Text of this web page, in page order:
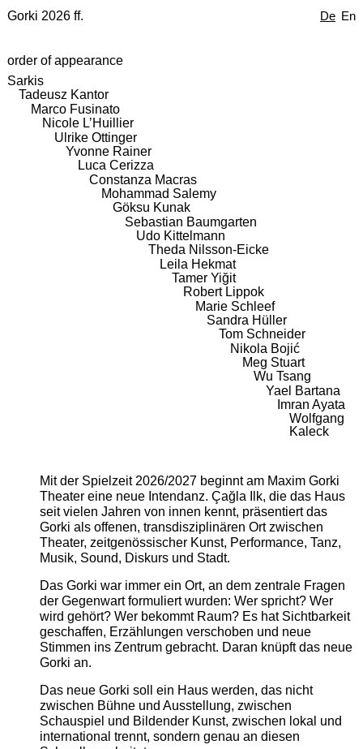
De En
Gorki 2026 ff.
order of appearance
Sarkis
Tadeusz Kantor
Marco Fusinato
Nicole L’Huillier
Ulrike Ottinger
Yvonne Rainer
Luca Cerizza
Constanza Macras
Mohammad Salemy
Göksu Kunak
Sebastian Baumgarten
Udo Kittelmann
Theda Nilsson-Eicke
Leila Hekmat
Tamer Yiğit
Robert Lippok
Marie Schleef
Sandra Hüller
Tom Schneider
Nikola Bojić
Meg Stuart
Wu Tsang
Yael Bartana
Imran Ayata
Wolfgang
Kaleck
Mit der Spielzeit 2026/2027 beginnt am Maxim Gorki
Theater eine neue Intendanz. Çağla Ilk, die das Haus
seit vielen Jahren von innen kennt, präsentiert das
Gorki als offenen, transdisziplinären Ort zwischen
Theater, zeitgenössischer Kunst, Performance, Tanz,
Musik, Sound, Diskurs und Stadt.
Das Gorki war immer ein Ort, an dem zentrale Fragen
der Gegenwart formuliert wurden: Wer spricht? Wer
wird gehört? Wer bekommt Raum? Es hat Sichtbarkeit
geschaffen, Erzählungen verschoben und neue
Stimmen ins Zentrum gebracht. Daran knüpft das neue
Gorki an.
Das neue Gorki soll ein Haus werden, das nicht
zwischen Bühne und Ausstellung, zwischen
Schauspiel und Bildender Kunst, zwischen lokal und
international trennt, sondern genau an diesen